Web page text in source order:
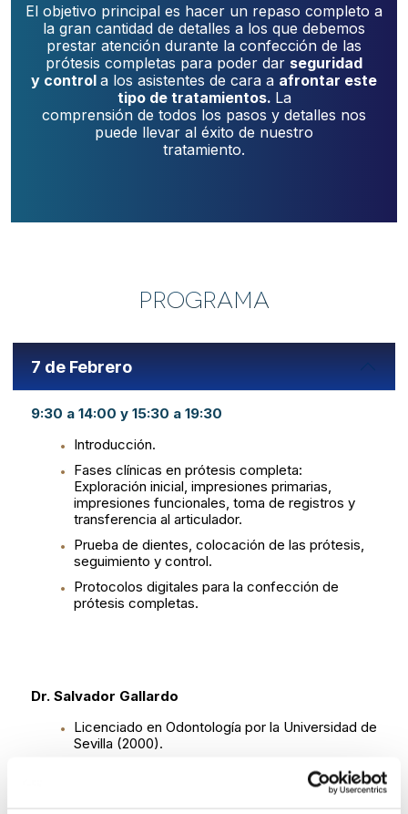
El objetivo principal es hacer un repaso completo a
la gran cantidad de detalles a los que debemos
prestar atención durante la confección de las
prótesis completas para poder dar seguridad
y control a los asistentes de cara a afrontar este
tipo de tratamientos. La
comprensión de todos los pasos y detalles nos
puede llevar al éxito de nuestro
tratamiento.
PROGRAMA
7 de Febrero
9:30 a 14:00 y 15:30 a 19:30
Introducción.
Fases clínicas en prótesis completa:
Exploración inicial, impresiones primarias,
impresiones funcionales, toma de registros y
transferencia al articulador.
Prueba de dientes, colocación de las prótesis,
seguimiento y control.
Protocolos digitales para la confección de
prótesis completas.
Dr. Salvador Gallardo
Licenciado en Odontología por la Universidad de
Sevilla (2000).
Curso de Formación Continua de la Universidad